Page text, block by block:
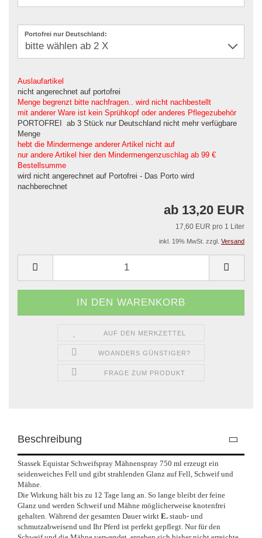
Portofrei nur Deutschland:
Auslaufartikel
nicht angerechnet auf portofrei
Menge begrenzt bitte nachfragen.. wird nicht nachbestellt
mit anderer Ware ist kein Sprühkopf oder anderes Pflegezubehör
PORTOFREI ab 3 Stück nur Deutschland nicht mehr verfügbare
Menge
hebt die Mindermenge anderer Artikel nicht auf
nur andere Artikel hier den Mindermengenzuschlag ab 99 €
Bestellsumme
wird nicht angerechnet auf Portofrei - Das Porto wird
nachberechnet
ab 13,20 EUR
17,60 EUR pro 1 Liter
inkl. 19% MwSt. zzgl. Versand
AUF DEN MERKZETTEL
WOANDERS GÜNSTIGER?
FRAGE ZUM PRODUKT
Beschreibung
Stassek Equistar Schweifspray Mähnenspray 750 ml erzeugt ein
seidenweiches Fell und gibt strahlenden Glanz auf Fell, Schweif und
Mähne.
Die Wirkung hält bis zu 12 Tage lang an. So lange bleibt der feine
Glanz und werden Schweif und Mähne möglicherweise knotenfrei
gehalten. Während der gesamten Dauer wirkt E. staub- und
schmutzabweisend und Ihr Pferd ist perfekt gepflegt. Nur für den